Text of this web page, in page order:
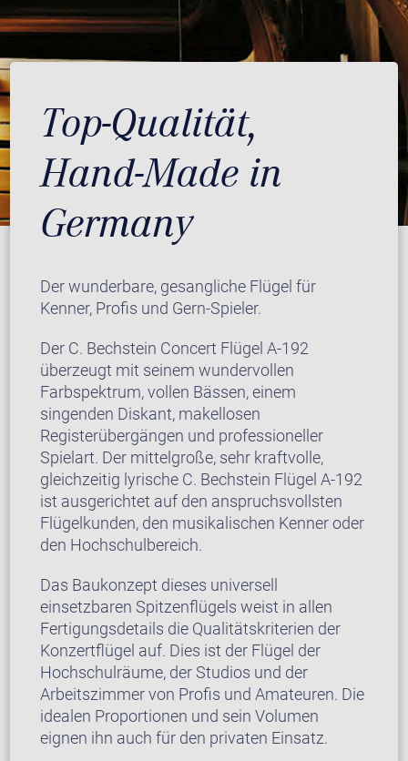
Top-Qualität,
Hand-Made in
Germany
Der wunderbare, gesangliche Flügel für
Kenner, Profis und Gern-Spieler.
Der C. Bechstein Concert Flügel A-192
überzeugt mit seinem wundervollen
Farbspektrum, vollen Bässen, einem
singenden Diskant, makellosen
Registerübergängen und professioneller
Spielart. Der mittelgroße, sehr kraftvolle,
gleichzeitig lyrische C. Bechstein Flügel A-192
ist ausgerichtet auf den anspruchsvollsten
Flügelkunden, den musikalischen Kenner oder
den Hochschulbereich.
Das Baukonzept dieses universell
einsetzbaren Spitzenflügels weist in allen
Fertigungsdetails die Qualitätskriterien der
Konzertflügel auf. Dies ist der Flügel der
Hochschulräume, der Studios und der
Arbeitszimmer von Profis und Amateuren. Die
idealen Proportionen und sein Volumen
eignen ihn auch für den privaten Einsatz.